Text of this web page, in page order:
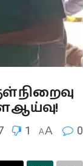
நிறைவு
ஆய்வு!
1 AA 0